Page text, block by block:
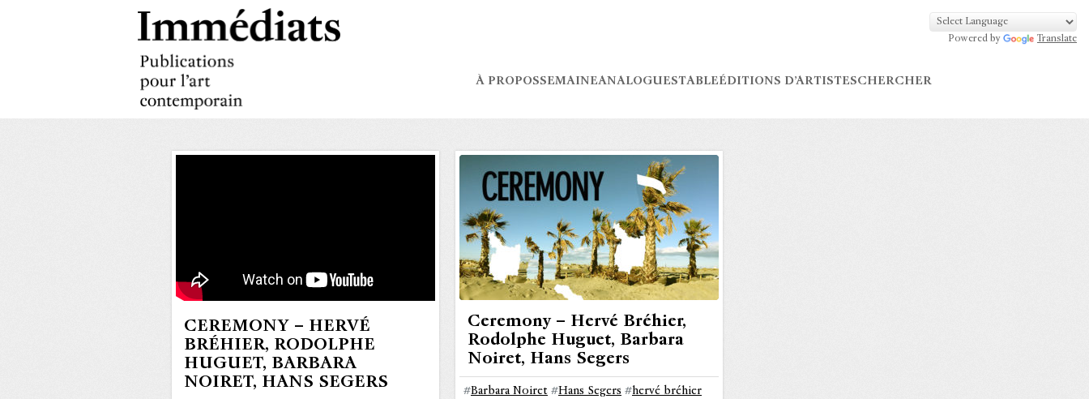
Powered by Translate
À PROPOSSEMAINEANALOGUESTABLEÉDITIONS D’ARTISTESCHERCHER
CEREMONY – HERVÉ
BRÉHIER, RODOLPHE
HUGUET, BARBARA
NOIRET, HANS SEGERS
Ceremony – Hervé Bréhier,
Rodolphe Huguet, Barbara
Noiret, Hans Segers
#Barbara Noiret #Hans Segers #hervé bréhier